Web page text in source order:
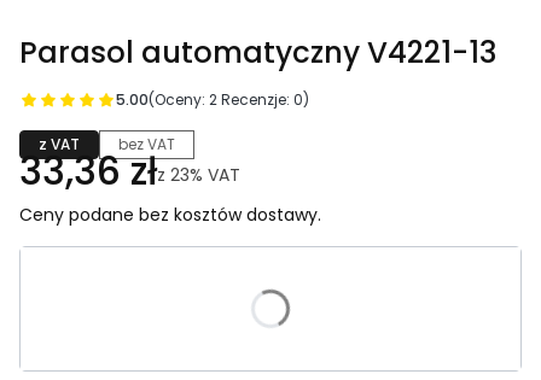
Parasol automatyczny V4221-13
5.00(Oceny: 2 Recenzje: 0)
z VAT bez VAT
33,36 złz 23% VAT
Ceny podane bez kosztów dostawy.
Poszczególne warianty mogą różnić się ceną